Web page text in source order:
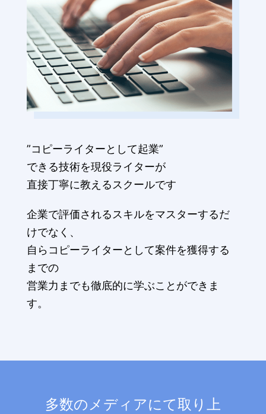
”コピーライターとして起業”
できる技術を現役ライターが
直接丁寧に教えるスクールです
企業で評価されるスキルをマスターするだ
けでなく、
自らコピーライターとして案件を獲得する
までの
営業力までも徹底的に学ぶことができま
す。
多数のメディアにて取り上